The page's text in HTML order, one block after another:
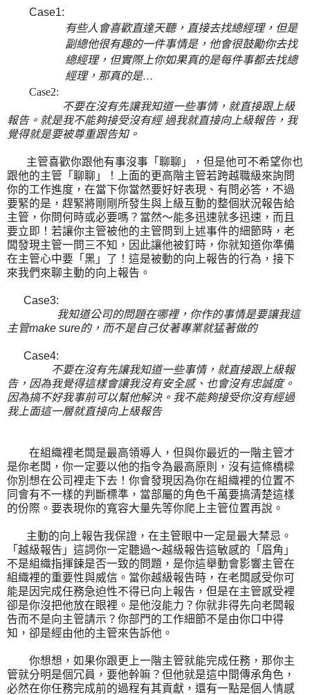
Case1:
有些人會喜歡直達天聽，直接去找總經理，但是
副總他很有趣的一件事情是，他會很鼓勵你去找
總經理，但實際上你如果真的是每件事都去找總
經理，那真的是…
Case2:
不要在沒有先讓我知道一些事情，就直接跟上級
報告。就是我不能夠接受沒有經 過我就直接向上級報告，我
覺得就是要被尊重跟告知。
主管喜歡你跟他有事沒事「聊聊」，但是他可不希望你也
跟他的主管「聊聊」！上面的更高階主管若跨越職級來詢問
你的工作進度，在當下你當然要好好表現、有問必答，不過
要緊的是，趕緊將剛剛所發生與上級互動的整個狀況報告給
主管，你問何時或必要嗎？當然～能多迅速就多迅速，而且
要立即！若讓你主管被他的主管問到上述事件的細節時，老
闆發現主管一問三不知，因此讓他被釘時，你就知道你準備
在主管心中要「黑」了！這是被動的向上報告的行為，接下
來我們來聊主動的向上報告。
Case3:
我知道公司的問題在哪裡，你作的事情是要讓我這
主管make sure的，而不是自己仗著專業就猛著做的
Case4:
不要在沒有先讓我知道一些事情，就直接跟上級報
告，因為我覺得這樣會讓我沒有安全感、也會沒有忠誠度。
因為搞不好我事前可以幫他解決。我不能夠接受你沒有經過
我上面這一層就直接向上級報告
在組織裡老闆是最高領導人，但與你最近的一階主管才
是你老闆，你一定要以他的指令為最高原則，沒有這條橋樑
你別想在公司裡走下去！你會發現因為你在組織裡的位置不
同會有不一樣的判斷標準，當部屬的角色千萬要搞清楚這樣
的份際。要表現你的寬容大量先等你爬上主管位置再說。
主動的向上報告我保證，在主管眼中一定是最大禁忌。
「越級報告」這詞你一定聽過～越級報告這敏感的「眉角」
不是組織指揮鍊是否一致的問題，是你這舉動會影響主管在
組織裡的重要性與威信。當你越級報告時，在老闆感受你可
能是因完成任務急迫性不得已向上報告，但是在主管感受裡
卻是你沒把他放在眼裡。是他沒能力？你就非得先向老闆報
告而不是向主管請示？你部門的工作細節不是由你口中得
知，卻是經由他的主管來告訴他。
你想想，如果你跟更上一階主管就能完成任務，那你主
管就分明是個冗員，要他幹嘛？但他就是這中間傳承角色，
必然在你任務完成前的過程有其貢獻，還有一點是個人情感